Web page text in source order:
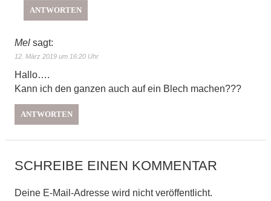
ANTWORTEN
Mel sagt:
12. März 2019 um 16:20 Uhr
Hallo….
Kann ich den ganzen auch auf ein Blech machen???
ANTWORTEN
SCHREIBE EINEN KOMMENTAR
Deine E-Mail-Adresse wird nicht veröffentlicht.